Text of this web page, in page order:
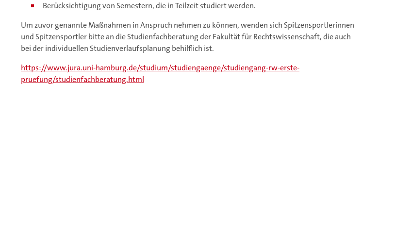
Berücksichtigung von Semestern, die in Teilzeit studiert werden.
Um zuvor genannte Maßnahmen in Anspruch nehmen zu können, wenden sich Spitzensportlerinnen
und Spitzensportler bitte an die Studienfachberatung der Fakultät für Rechtswissenschaft, die auch
bei der individuellen Studienverlaufsplanung behilflich ist.
https://www.jura.uni-hamburg.de/studium/studiengaenge/studiengang-rw-erste-
pruefung/studienfachberatung.html